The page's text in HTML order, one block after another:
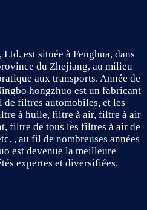
est située à Fenghua, dans
du Zhejiang, au milieu
aux transports. Année de
hongzhuo est un fabricant
filtres automobiles, et les
à huile, filtre à air, filtre à air
filtre de tous les filtres à air de
, au fil de nombreuses années
est devenue la meilleure
expertes et diversifiées.